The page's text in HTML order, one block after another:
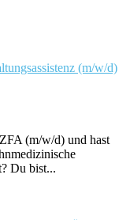
(m/w/d)
(m/w/d) und hast
Du bist...